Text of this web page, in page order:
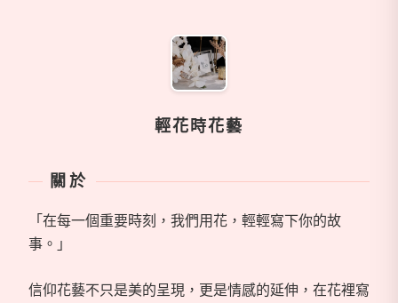
輕花時花藝
關於
「在每一個重要時刻，我們用花，輕輕寫下你的故
事。」
信仰花藝不只是美的呈現，更是情感的延伸，在花裡寫